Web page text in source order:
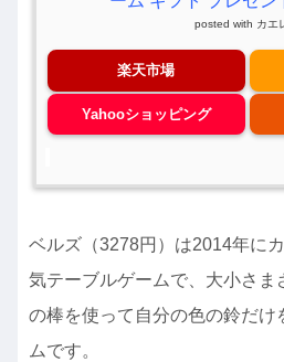
posted with カエ
楽天市場
Yahooショッピング
ベルズ（3278円）は2014年に
気テーブルゲームで、大小さま
の棒を使って自分の色の鈴だけ
ムです。